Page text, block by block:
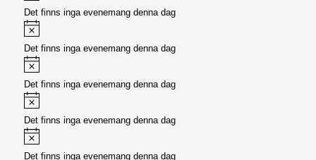
Det finns inga evenemang denna dag
Det finns inga evenemang denna dag
Det finns inga evenemang denna dag
Det finns inga evenemang denna dag
Det finns inga evenemang denna dag